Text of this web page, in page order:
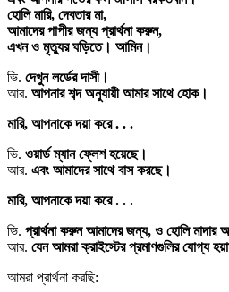
হোলি মারি, দেবতার মা,
আমাদের পাপীর জন্য প্রার্থনা করুন,
এখন ও মৃত্যুর ঘড়িতে। আমিন।
ভি. দেখুন লর্ডের দাসী।
আর. আপনার শব্দ অনুযায়ী আমার সাথে হোক।
মারি, আপনাকে দয়া করে . . .
ভি. ওয়ার্ড ম্যান ফ্লেশ হয়েছে।
আর. এবং আমাদের সাথে বাস করছে।
মারি, আপনাকে দয়া করে . . .
ভি. প্রার্থনা করুন আমাদের জন্য, ও হোলি
আর. যেন আমরা ক্রাইস্টের প্রমাণগুলির যোগ্য
আমরা প্রার্থনা করছি: